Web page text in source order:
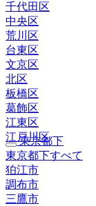
千代田区
中央区
荒川区
台東区
文京区
北区
板橋区
葛飾区
江東区
江戸川区
東京都下
東京都下すべて
狛江市
調布市
三鷹市